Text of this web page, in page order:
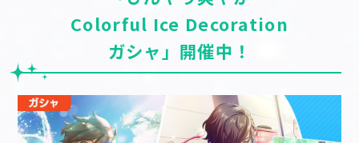
Colorful Ice Decoration
ガシャ」開催中！